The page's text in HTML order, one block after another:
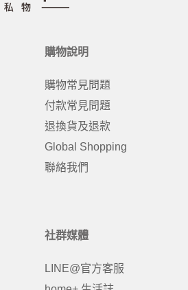
購物說明
購物常見問題
付款常見問題
退換貨及退款
Global Shopping
聯絡我們
社群媒體
LINE@官方客服